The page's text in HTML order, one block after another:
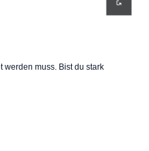
werden muss. Bist du stark